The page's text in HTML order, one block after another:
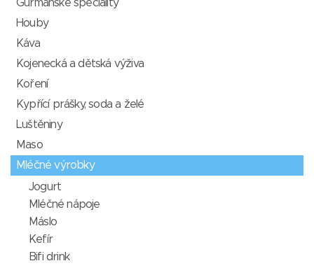
Gurmánské speciality
Houby
Káva
Kojenecká a dětská výživa
Koření
Kypřící prášky, soda a želé
Luštěniny
Maso
Mléčné výrobky
Jogurt
Mléčné nápoje
Máslo
Kefír
Bifi drink